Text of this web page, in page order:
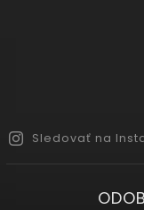
Sledovať na